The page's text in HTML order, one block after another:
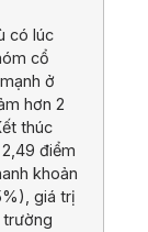
có lúc
cổ
ở
hơn 2
thúc
điểm
khoản
giá trị